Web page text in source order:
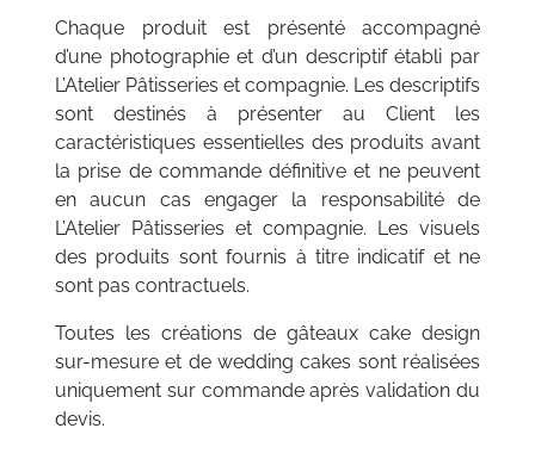
Chaque produit est présenté accompagné
d’une photographie et d’un descriptif établi par
L’Atelier Pâtisseries et compagnie. Les descriptifs
sont destinés à présenter au Client les
caractéristiques essentielles des produits avant
la prise de commande définitive et ne peuvent
en aucun cas engager la responsabilité de
L’Atelier Pâtisseries et compagnie. Les visuels
des produits sont fournis à titre indicatif et ne
sont pas contractuels.
Toutes les créations de gâteaux cake design
sur-mesure et de wedding cakes sont réalisées
uniquement sur commande après validation du
devis.